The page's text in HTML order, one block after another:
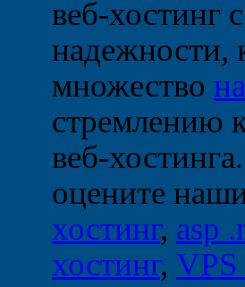
веб-хостинг
надежности,
множество
стремлению
веб-
оцените
хостинг, asp
хостинг, VPS